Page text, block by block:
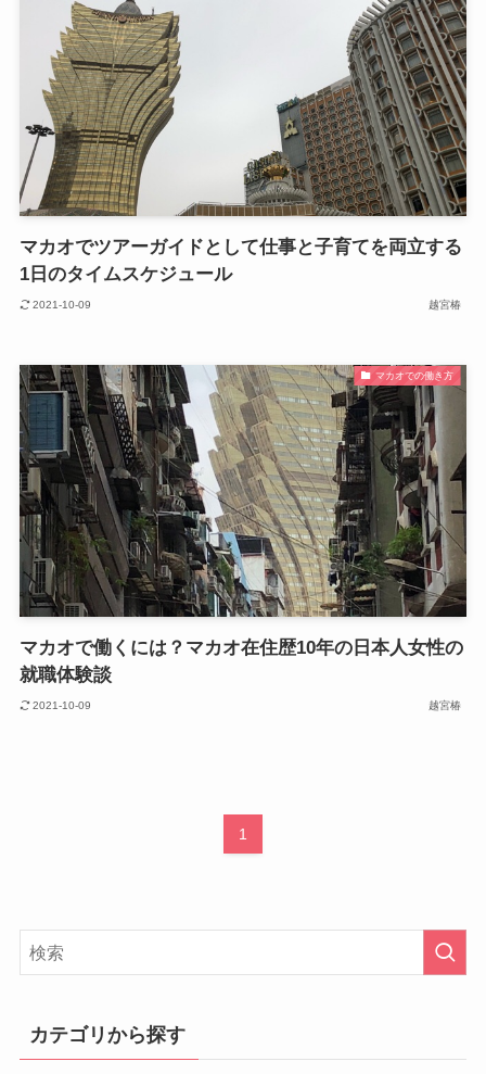
マカオでツアーガイドとして仕事と子育てを両立する
1日のタイムスケジュール
2021-10-09 越宮椿
マカオでの働き方
マカオで働くには？マカオ在住歴10年の日本人女性の
就職体験談
2021-10-09 越宮椿
1
カテゴリから探す